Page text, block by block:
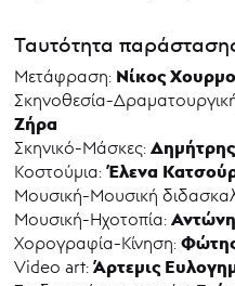
Ταυτότητα
Μετάφραση: Νίκος
Σκηνοθεσία-
Ζήρα
Σκηνικό-Μάσκες:
Κοστούμια:Έλενα
Μουσική-Μουσική
Μουσική-Ηχοτοπία:
Χορογραφία-Κίνηση:
Video art:Άρτεμις